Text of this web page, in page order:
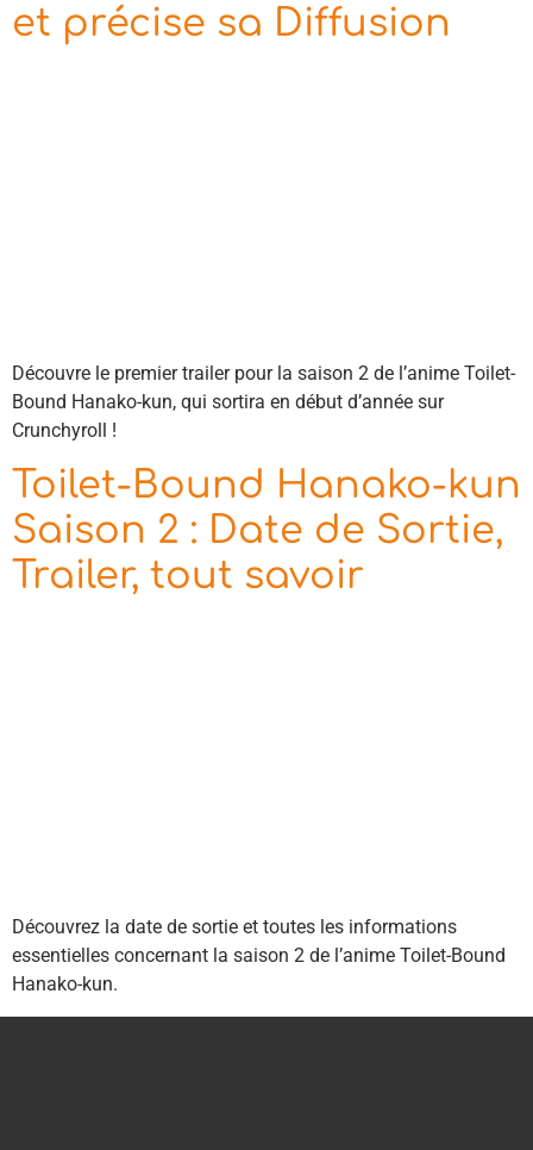
et précise sa Diffusion
Découvre le premier trailer pour la saison 2 de l’anime Toilet-
Bound Hanako-kun, qui sortira en début d’année sur
Crunchyroll !
Toilet-Bound Hanako-kun
Saison 2 : Date de Sortie,
Trailer, tout savoir
Découvrez la date de sortie et toutes les informations
essentielles concernant la saison 2 de l’anime Toilet-Bound
Hanako-kun.